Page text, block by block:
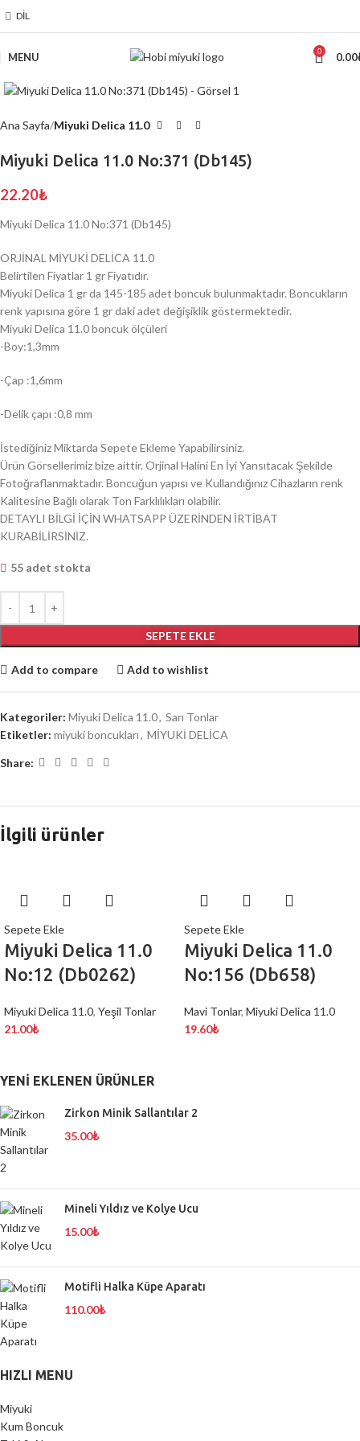
DIL
MENU 0 0.00
Ana Sayfa Miyuki Delica 11.0
Miyuki Delica 11.0 No:371 (Db145)
22.20₺
Miyuki Delica 11.0 No:371 (Db145)
ORJİNAL MİYUKİ DELİCA 11.0
Belirtilen Fiyatlar 1 gr Fiyatıdır.
Miyuki Delica 1 gr da 145-185 adet boncuk bulunmaktadır. Boncukların
renk yapısına göre 1 gr daki adet değişiklik göstermektedir.
Miyuki Delica 11.0 boncuk ölçüleri
-Boy:1,3mm
-Çap :1,6mm
-Delik çapı :0,8 mm
İstediğiniz Miktarda Sepete Ekleme Yapabilirsiniz.
Ürün Görsellerimiz bize aittir. Orjinal Halini En İyi Yansıtacak Şekilde
Fotoğraflanmaktadır. Boncuğun yapısı ve Kullandığınız Cihazların renk
Kalitesine Bağlı olarak Ton Farklılıkları olabilir.
DETAYLI BİLGİ İÇİN WHATSAPP ÜZERİNDEN İRTİBAT
KURABİLİRSİNİZ.
55 adet stokta
SEPETE EKLE
Add to compare Add to wishlist
Kategoriler: Miyuki Delica 11.0, Sarı Tonlar
Etiketler: miyuki boncukları, MİYUKİ DELİCA
Share:
İlgili ürünler
Sepete Ekle
Miyuki Delica 11.0
No:12 (Db0262)
Miyuki Delica 11.0, Yeşil Tonlar
21.00₺
Sepete Ekle
Miyuki Delica 11.0
No:156 (Db658)
Mavi Tonlar, Miyuki Delica 11.0
19.60₺
YENI EKLENEN ÜRÜNLER
Zirkon Minik Sallantılar 2
35.00₺
Mineli Yıldız ve Kolye Ucu
15.00₺
Motifli Halka Küpe Aparatı
110.00₺
HIZLI MENU
Miyuki
Kum Boncuk